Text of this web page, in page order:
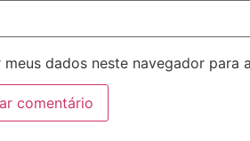
meus dados neste navegador para